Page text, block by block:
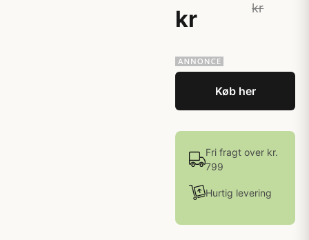
kr
kr
Køb her
Fri fragt over kr.
799
Hurtig levering